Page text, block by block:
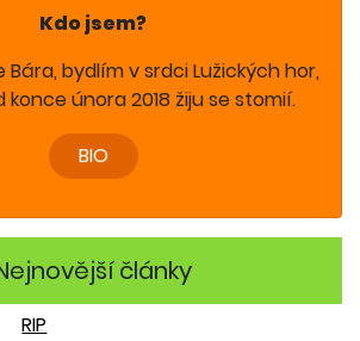
Kdo jsem?
Bára, bydlím v srdci Lužických hor,
konce února 2018 žiju se stomií.
BIO
články
RIP